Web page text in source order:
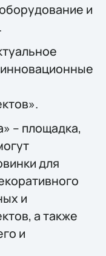
и
– площадка,
для
и
а также
и